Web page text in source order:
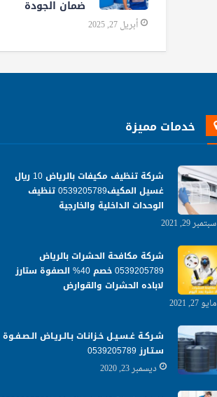
ضمان الجودة
أبريل 27, 2025
خدمات مميزة
شركة تنظيف مكيفات بالرياض 10 ريال
غسيل المكيف0539205789 تنظيف
الوحدات الداخلية والخارجية
سبتمبر 29, 2021
شركة مكافحة الحشرات بالرياض
0539205789 خصم 40% الصفوة ستارز
لاباده الحشرات والقوارض
مايو 27, 2021
شـركـة غـسـيـل خـزانـات بـالـريـاض الـصـفـوة
سـتـارز 0539205789
ديسمبر 23, 2020